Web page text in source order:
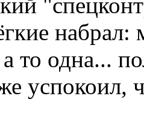
набрал:
то одна...
успокоил,